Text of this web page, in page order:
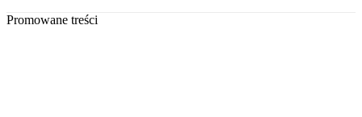
Promowane treści